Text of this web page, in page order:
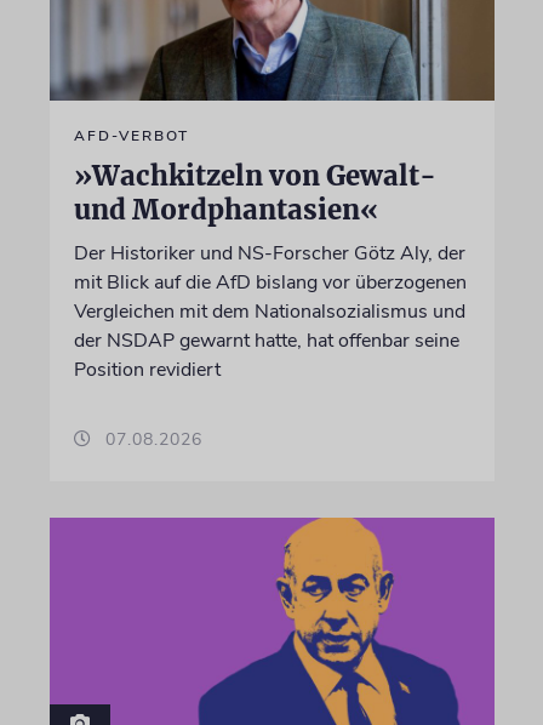
AFD-VERBOT
»Wachkitzeln von Gewalt-
und Mordphantasien«
Der Historiker und NS-Forscher Götz Aly, der
mit Blick auf die AfD bislang vor überzogenen
Vergleichen mit dem Nationalsozialismus und
der NSDAP gewarnt hatte, hat offenbar seine
Position revidiert
07.08.2026